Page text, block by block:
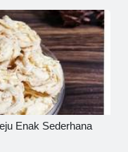
Enak Sederhana